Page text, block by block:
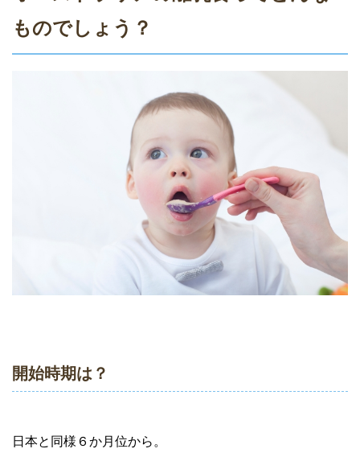
ものでしょう？
開始時期は？
日本と同様６か月位から。